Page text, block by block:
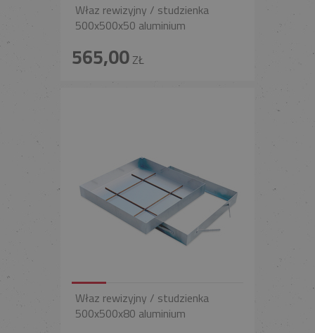
Właz rewizyjny / studzienka
500x500x50 aluminium
565,00ZŁ
Właz rewizyjny / studzienka
500x500x80 aluminium